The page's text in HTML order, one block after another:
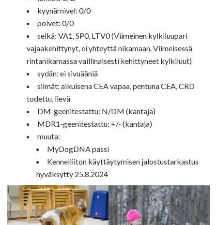
kyynärnivel: 0/0
polvet: 0/0
selkä: VA1, SP0, LTV0 (Viimeinen kylkiluupari
vajaakehittynyt, ei yhteyttä nikamaan. Viimeisessä
rintanikamassa vaillinaisesti kehittyneet kylkiluut)
sydän: ei sivuääniä
silmät: aikuisena CEA vapaa, pentuna CEA, CRD
todettu, lievä
DM-geenitestattu: N/DM (kantaja)
MDR1-geenitestattu: +/- (kantaja)
muuta:
MyDogDNA passi
Kennelliiton käyttäytymisen jalostustarkastus
hyväksytty 25.8.2024